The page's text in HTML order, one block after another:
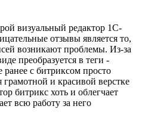
визуальный редактор 1С-
отзывы является то,
возникают проблемы. Из-за
преобразуется в теги -
с битриксом просто
и красивой верстке
битрикс хоть и облегчает
всю работу за него